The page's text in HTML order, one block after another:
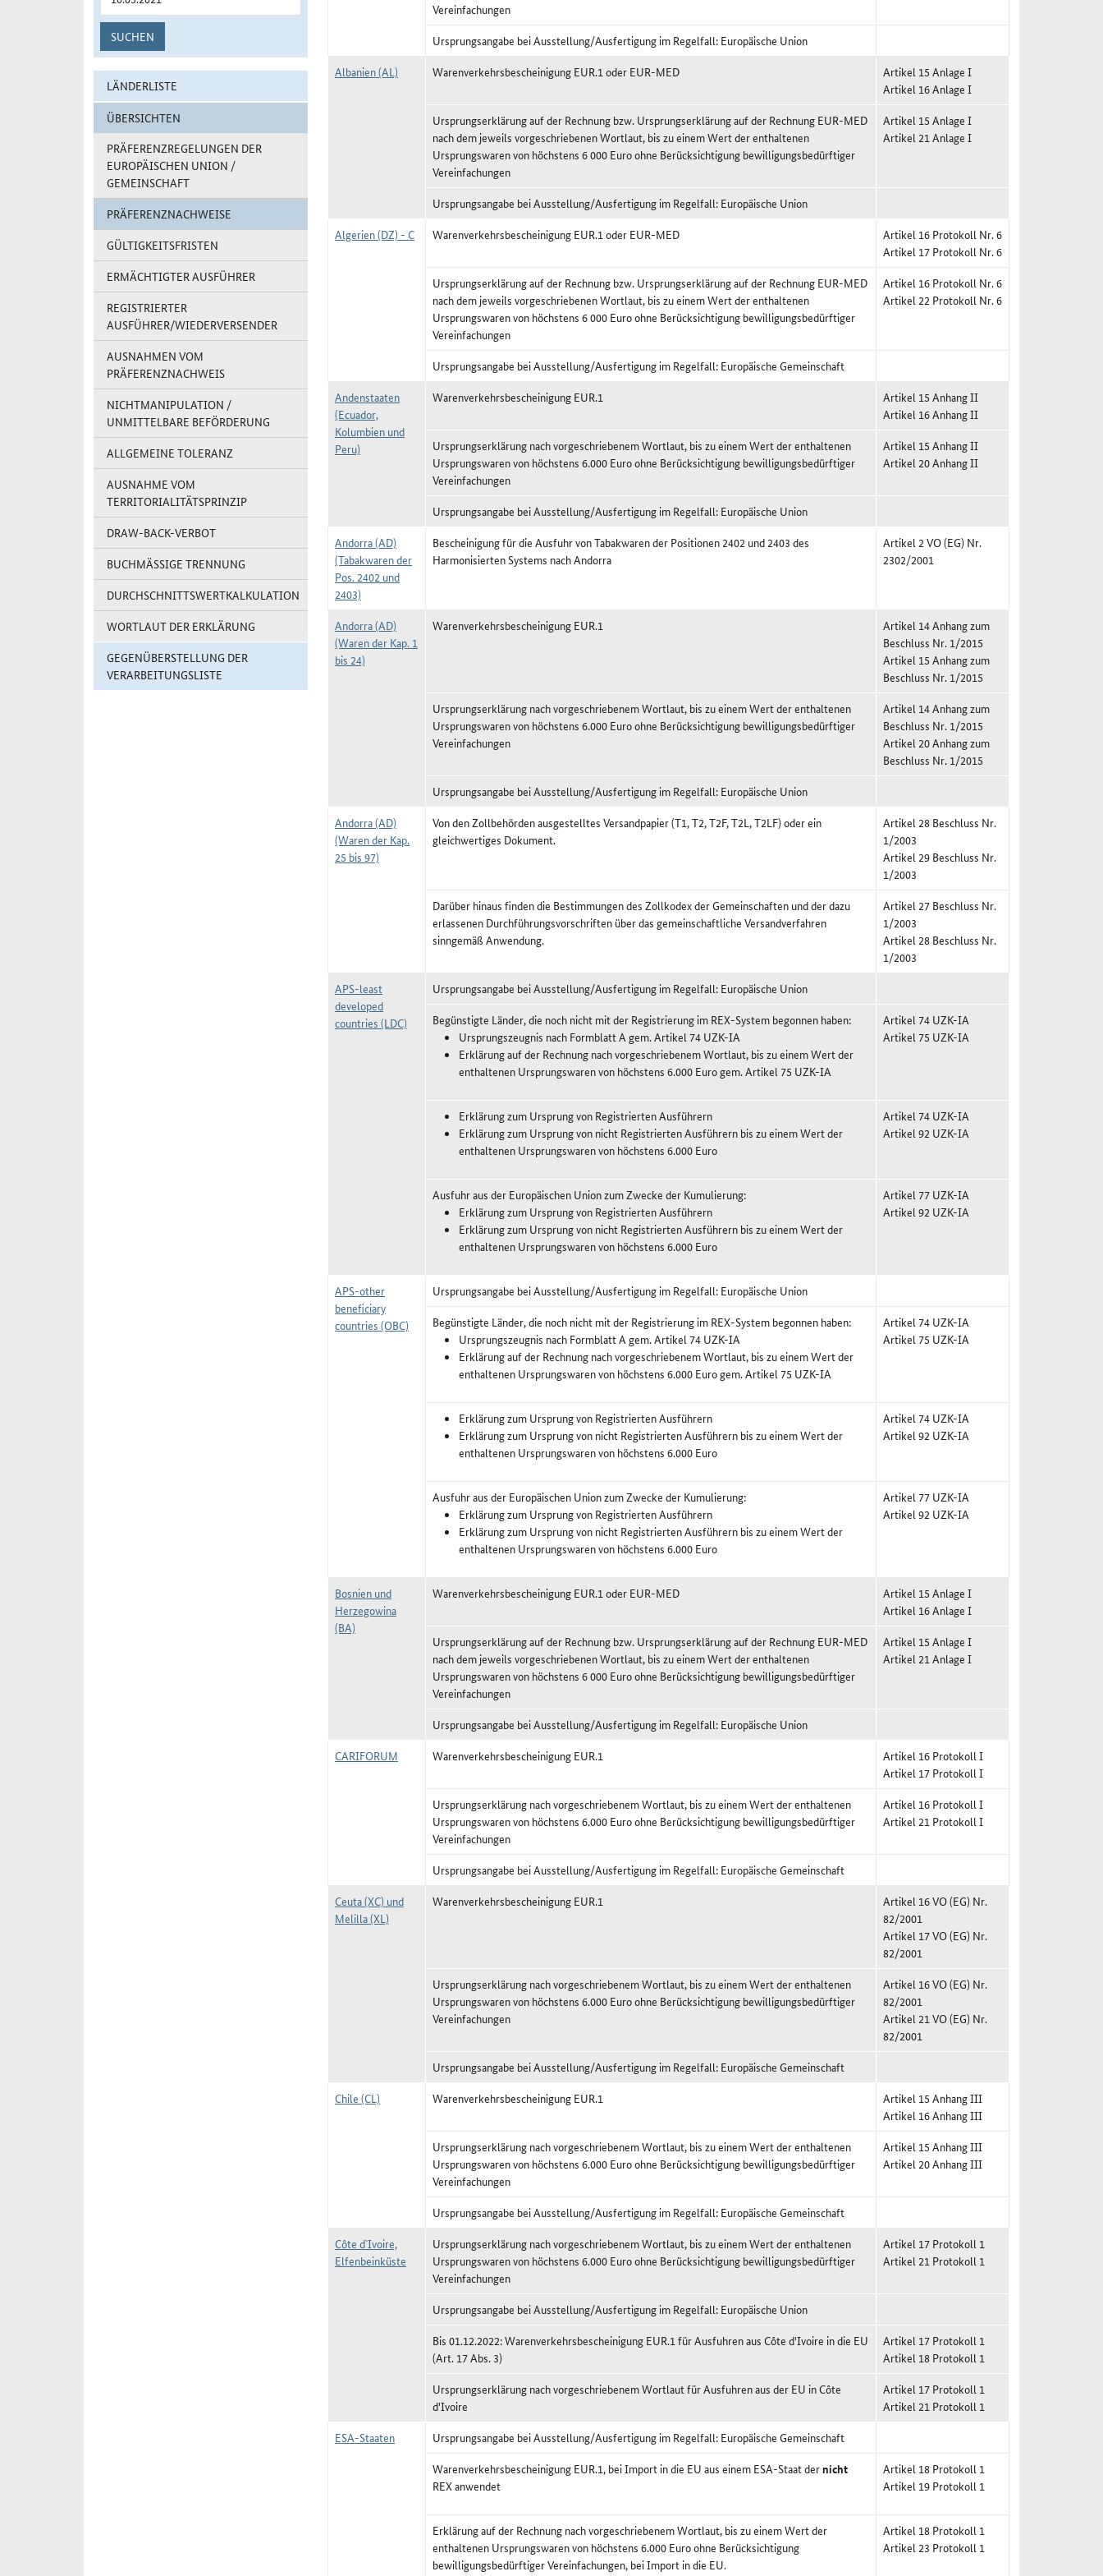
SUCHEN
LÄNDERLISTE
ÜBERSICHTEN
PRÄFERENZREGELUNGEN DER
EUROPÄISCHEN UNION /
GEMEINSCHAFT
PRÄFERENZNACHWEISE
GÜLTIGKEITSFRISTEN
ERMÄCHTIGTER AUSFÜHRER
REGISTRIERTER
AUSFÜHRER/WIEDERVERSENDER
AUSNAHMEN VOM
PRÄFERENZNACHWEIS
NICHTMANIPULATION /
UNMITTELBARE BEFÖRDERUNG
ALLGEMEINE TOLERANZ
AUSNAHME VOM
TERRITORIALITÄTSPRINZIP
DRAW-BACK-VERBOT
BUCHMÄSSIGE TRENNUNG
DURCHSCHNITTSWERTKALKULATION
WORTLAUT DER ERKLÄRUNG
GEGENÜBERSTELLUNG DER
VERARBEITUNGSLISTE
Vereinfachungen
Ursprungsangabe bei Ausstellung/Ausfertigung im Regelfall: Europäische Union
Albanien (AL)
Warenverkehrsbescheinigung EUR.1 oder EUR-MED
Artikel 15 Anlage I
Artikel 16 Anlage I
Ursprungserklärung auf der Rechnung bzw. Ursprungserklärung auf der Rechnung EUR-MED
nach dem jeweils vorgeschriebenen Wortlaut, bis zu einem Wert der enthaltenen
Ursprungswaren von höchstens 6 000 Euro ohne Berücksichtigung bewilligungsbedürftiger
Vereinfachungen
Artikel 15 Anlage I
Artikel 21 Anlage I
Ursprungsangabe bei Ausstellung/Ausfertigung im Regelfall: Europäische Union
Algerien (DZ) - C
Warenverkehrsbescheinigung EUR.1 oder EUR-MED
Artikel 16 Protokoll Nr. 6
Artikel 17 Protokoll Nr. 6
Ursprungserklärung auf der Rechnung bzw. Ursprungserklärung auf der Rechnung EUR-MED
nach dem jeweils vorgeschriebenen Wortlaut, bis zu einem Wert der enthaltenen
Ursprungswaren von höchstens 6 000 Euro ohne Berücksichtigung bewilligungsbedürftiger
Vereinfachungen
Artikel 16 Protokoll Nr. 6
Artikel 22 Protokoll Nr. 6
Ursprungsangabe bei Ausstellung/Ausfertigung im Regelfall: Europäische Gemeinschaft
Andenstaaten
(Ecuador,
Kolumbien und
Peru)
Warenverkehrsbescheinigung EUR.1
Artikel 15 Anhang II
Artikel 16 Anhang II
Ursprungserklärung nach vorgeschriebenem Wortlaut, bis zu einem Wert der enthaltenen
Ursprungswaren von höchstens 6.000 Euro ohne Berücksichtigung bewilligungsbedürftiger
Vereinfachungen
Artikel 15 Anhang II
Artikel 20 Anhang II
Ursprungsangabe bei Ausstellung/Ausfertigung im Regelfall: Europäische Union
Andorra (AD)
(Tabakwaren der
Pos. 2402 und
2403)
Bescheinigung für die Ausfuhr von Tabakwaren der Positionen 2402 und 2403 des
Harmonisierten Systems nach Andorra
Artikel 2 VO (EG) Nr.
2302/2001
Andorra (AD)
(Waren der Kap. 1
bis 24)
Warenverkehrsbescheinigung EUR.1
Artikel 14 Anhang zum
Beschluss Nr. 1/2015
Artikel 15 Anhang zum
Beschluss Nr. 1/2015
Ursprungserklärung nach vorgeschriebenem Wortlaut, bis zu einem Wert der enthaltenen
Ursprungswaren von höchstens 6.000 Euro ohne Berücksichtigung bewilligungsbedürftiger
Vereinfachungen
Artikel 14 Anhang zum
Beschluss Nr. 1/2015
Artikel 20 Anhang zum
Beschluss Nr. 1/2015
Ursprungsangabe bei Ausstellung/Ausfertigung im Regelfall: Europäische Union
Andorra (AD)
(Waren der Kap.
25 bis 97)
Von den Zollbehörden ausgestelltes Versandpapier (T1, T2, T2F, T2L, T2LF) oder ein
gleichwertiges Dokument.
Artikel 28 Beschluss Nr.
1/2003
Artikel 29 Beschluss Nr.
1/2003
Darüber hinaus finden die Bestimmungen des Zollkodex der Gemeinschaften und der dazu
erlassenen Durchführungsvorschriften über das gemeinschaftliche Versandverfahren
sinngemäß Anwendung.
Artikel 27 Beschluss Nr.
1/2003
Artikel 28 Beschluss Nr.
1/2003
APS-least
developed
countries (LDC)
Ursprungsangabe bei Ausstellung/Ausfertigung im Regelfall: Europäische Union
Begünstigte Länder, die noch nicht mit der Registrierung im REX-System begonnen haben:
Ursprungszeugnis nach Formblatt A gem. Artikel 74 UZK-IA
Erklärung auf der Rechnung nach vorgeschriebenem Wortlaut, bis zu einem Wert der
enthaltenen Ursprungswaren von höchstens 6.000 Euro gem. Artikel 75 UZK-IA
Artikel 74 UZK-IA
Artikel 75 UZK-IA
Erklärung zum Ursprung von Registrierten Ausführern
Erklärung zum Ursprung von nicht Registrierten Ausführern bis zu einem Wert der
enthaltenen Ursprungswaren von höchstens 6.000 Euro
Artikel 74 UZK-IA
Artikel 92 UZK-IA
Ausfuhr aus der Europäischen Union zum Zwecke der Kumulierung:
Erklärung zum Ursprung von Registrierten Ausführern
Erklärung zum Ursprung von nicht Registrierten Ausführern bis zu einem Wert der
enthaltenen Ursprungswaren von höchstens 6.000 Euro
Artikel 77 UZK-IA
Artikel 92 UZK-IA
APS-other
beneficiary
countries (OBC)
Ursprungsangabe bei Ausstellung/Ausfertigung im Regelfall: Europäische Union
Begünstigte Länder, die noch nicht mit der Registrierung im REX-System begonnen haben:
Ursprungszeugnis nach Formblatt A gem. Artikel 74 UZK-IA
Erklärung auf der Rechnung nach vorgeschriebenem Wortlaut, bis zu einem Wert der
enthaltenen Ursprungswaren von höchstens 6.000 Euro gem. Artikel 75 UZK-IA
Artikel 74 UZK-IA
Artikel 75 UZK-IA
Erklärung zum Ursprung von Registrierten Ausführern
Erklärung zum Ursprung von nicht Registrierten Ausführern bis zu einem Wert der
enthaltenen Ursprungswaren von höchstens 6.000 Euro
Artikel 74 UZK-IA
Artikel 92 UZK-IA
Ausfuhr aus der Europäischen Union zum Zwecke der Kumulierung:
Erklärung zum Ursprung von Registrierten Ausführern
Erklärung zum Ursprung von nicht Registrierten Ausführern bis zu einem Wert der
enthaltenen Ursprungswaren von höchstens 6.000 Euro
Artikel 77 UZK-IA
Artikel 92 UZK-IA
Bosnien und
Herzegowina
(BA)
Warenverkehrsbescheinigung EUR.1 oder EUR-MED
Artikel 15 Anlage I
Artikel 16 Anlage I
Ursprungserklärung auf der Rechnung bzw. Ursprungserklärung auf der Rechnung EUR-MED
nach dem jeweils vorgeschriebenen Wortlaut, bis zu einem Wert der enthaltenen
Ursprungswaren von höchstens 6 000 Euro ohne Berücksichtigung bewilligungsbedürftiger
Vereinfachungen
Artikel 15 Anlage I
Artikel 21 Anlage I
Ursprungsangabe bei Ausstellung/Ausfertigung im Regelfall: Europäische Union
CARIFORUM
Warenverkehrsbescheinigung EUR.1
Artikel 16 Protokoll I
Artikel 17 Protokoll I
Ursprungserklärung nach vorgeschriebenem Wortlaut, bis zu einem Wert der enthaltenen
Ursprungswaren von höchstens 6.000 Euro ohne Berücksichtigung bewilligungsbedürftiger
Vereinfachungen
Artikel 16 Protokoll I
Artikel 21 Protokoll I
Ursprungsangabe bei Ausstellung/Ausfertigung im Regelfall: Europäische Gemeinschaft
Ceuta (XC) und
Melilla (XL)
Warenverkehrsbescheinigung EUR.1
Artikel 16 VO (EG) Nr.
82/2001
Artikel 17 VO (EG) Nr.
82/2001
Ursprungserklärung nach vorgeschriebenem Wortlaut, bis zu einem Wert der enthaltenen
Ursprungswaren von höchstens 6.000 Euro ohne Berücksichtigung bewilligungsbedürftiger
Vereinfachungen
Artikel 16 VO (EG) Nr.
82/2001
Artikel 21 VO (EG) Nr.
82/2001
Ursprungsangabe bei Ausstellung/Ausfertigung im Regelfall: Europäische Gemeinschaft
Chile (CL)
Warenverkehrsbescheinigung EUR.1
Artikel 15 Anhang III
Artikel 16 Anhang III
Ursprungserklärung nach vorgeschriebenem Wortlaut, bis zu einem Wert der enthaltenen
Ursprungswaren von höchstens 6.000 Euro ohne Berücksichtigung bewilligungsbedürftiger
Vereinfachungen
Artikel 15 Anhang III
Artikel 20 Anhang III
Ursprungsangabe bei Ausstellung/Ausfertigung im Regelfall: Europäische Gemeinschaft
Côte d`Ivoire,
Elfenbeinküste
Ursprungserklärung nach vorgeschriebenem Wortlaut, bis zu einem Wert der enthaltenen
Ursprungswaren von höchstens 6.000 Euro ohne Berücksichtigung bewilligungsbedürftiger
Vereinfachungen
Artikel 17 Protokoll 1
Artikel 21 Protokoll 1
Ursprungsangabe bei Ausstellung/Ausfertigung im Regelfall: Europäische Union
Bis 01.12.2022: Warenverkehrsbescheinigung EUR.1 für Ausfuhren aus Côte d'Ivoire in die EU
(Art. 17 Abs. 3)
Artikel 17 Protokoll 1
Artikel 18 Protokoll 1
Ursprungserklärung nach vorgeschriebenem Wortlaut für Ausfuhren aus der EU in Côte
d'Ivoire
Artikel 17 Protokoll 1
Artikel 21 Protokoll 1
ESA-Staaten
Ursprungsangabe bei Ausstellung/Ausfertigung im Regelfall: Europäische Gemeinschaft
Warenverkehrsbescheinigung EUR.1, bei Import in die EU aus einem ESA-Staat dernicht
REX anwendet
Artikel 18 Protokoll 1
Artikel 19 Protokoll 1
Erklärung auf der Rechnung nach vorgeschriebenem Wortlaut, bis zu einem Wert der
enthaltenen Ursprungswaren von höchstens 6.000 Euro ohne Berücksichtigung
bewilligungsbedürftiger Vereinfachungen, bei Import in die EU.
Artikel 18 Protokoll 1
Artikel 23 Protokoll 1